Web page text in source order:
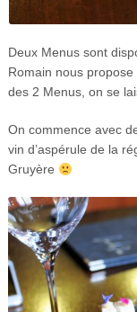
Deux Menus sont
Romain nous
des 2 Menus, on se
On commence avec
vin d’aspérule de la
Gruyère